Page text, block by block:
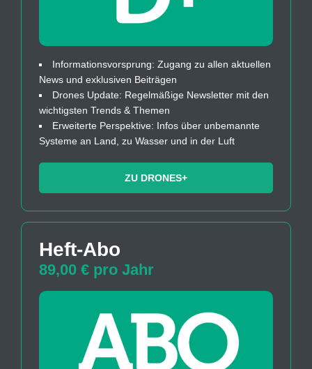
Informationsvorsprung: Zugang zu allen aktuellen
News und exklusiven Beiträgen
Drones Update: Regelmäßige Newsletter mit den
wichtigsten Trends & Themen
Erweiterte Perspektive: Infos über unbemannte
Systeme an Land, zu Wasser und in der Luft
ZU DRONES+
Heft-Abo
89,00 € pro Jahr